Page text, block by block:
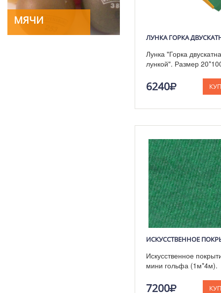
МЯЧИ
Лунка "Горка
лункой". Размер
6240
Искусственное
мини гольфа (1м*4м).
7200